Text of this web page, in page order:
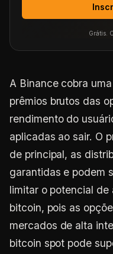
Grátis.
A Binance cobra
prêmios brutos das
rendimento do
aplicadas ao sair. O
de principal, as
garantidas e podem
limitar o potencial
bitcoin, pois as
mercados de alta
bitcoin spot pode